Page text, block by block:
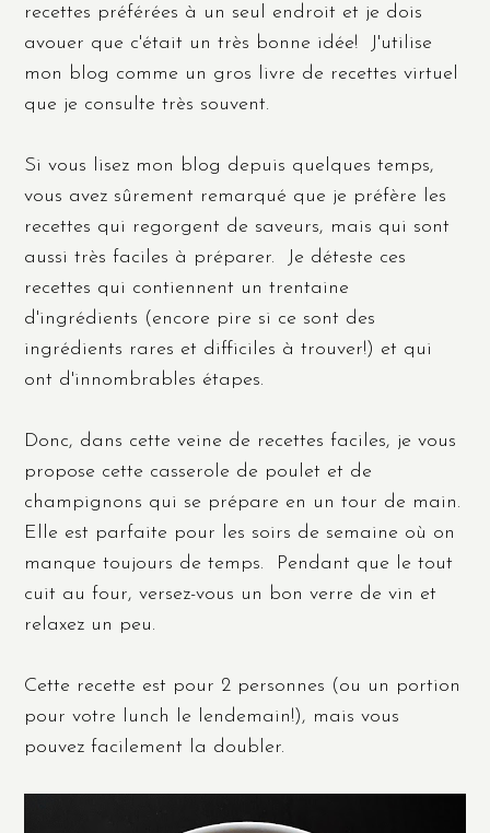
recettes préférées à un seul endroit et je dois
avouer que c'était un très bonne idée! J'utilise
mon blog comme un gros livre de recettes virtuel
que je consulte très souvent.
Si vous lisez mon blog depuis quelques temps,
vous avez sûrement remarqué que je préfère les
recettes qui regorgent de saveurs, mais qui sont
aussi très faciles à préparer. Je déteste ces
recettes qui contiennent un trentaine
d'ingrédients (encore pire si ce sont des
ingrédients rares et difficiles à trouver!) et qui
ont d'innombrables étapes.
Donc, dans cette veine de recettes faciles, je vous
propose cette casserole de poulet et de
champignons qui se prépare en un tour de main.
Elle est parfaite pour les soirs de semaine où on
manque toujours de temps. Pendant que le tout
cuit au four, versez-vous un bon verre de vin et
relaxez un peu.
Cette recette est pour 2 personnes (ou un portion
pour votre lunch le lendemain!), mais vous
pouvez facilement la doubler.